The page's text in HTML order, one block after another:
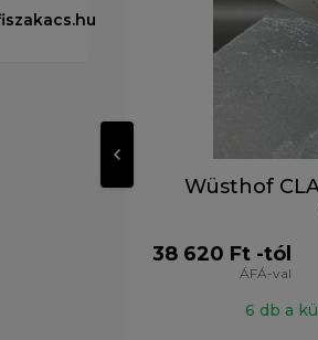
Wüsthof
38 620 Ft -tól
ÁFÁ-val
6 db a